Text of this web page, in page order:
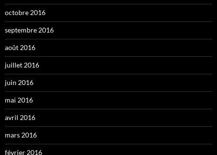
octobre 2016
septembre 2016
août 2016
juillet 2016
juin 2016
mai 2016
avril 2016
mars 2016
février 2016